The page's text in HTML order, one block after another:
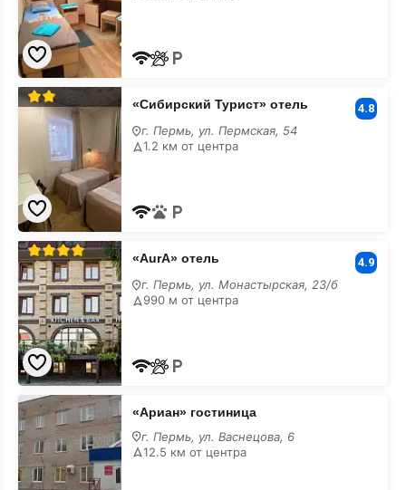
«Сибирский
Турист»
отель
завтраком
«Сибирский Турист» отель 4.8
г. Пермь, ул. Пермская, 54
1.2 км от центра
«AurA»
отель
с
завтраком
«AurA» отель 4.9
г. Пермь, ул. Монастырская, 23/б
990 м от центра
«Ариан»
гостиница
с
завтраком
«Ариан» гостиница
г. Пермь, ул. Васнецова, 6
12.5 км от центра